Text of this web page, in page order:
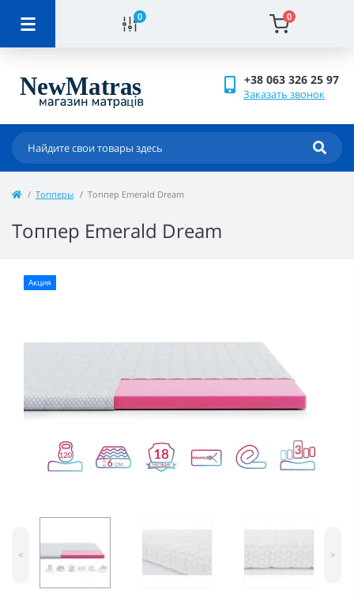
0 0
+38 063 326 25 97
Заказать звонок
Топперы Топпер Emerald Dream
Топпер Emerald Dream
Акция
< >